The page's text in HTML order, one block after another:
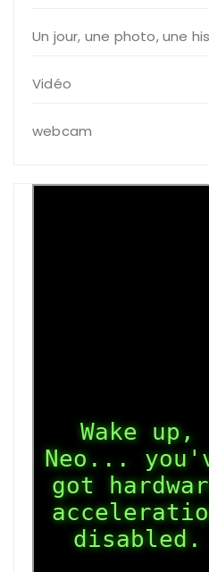
Un jour, une photo, une
Vidéo
webcam